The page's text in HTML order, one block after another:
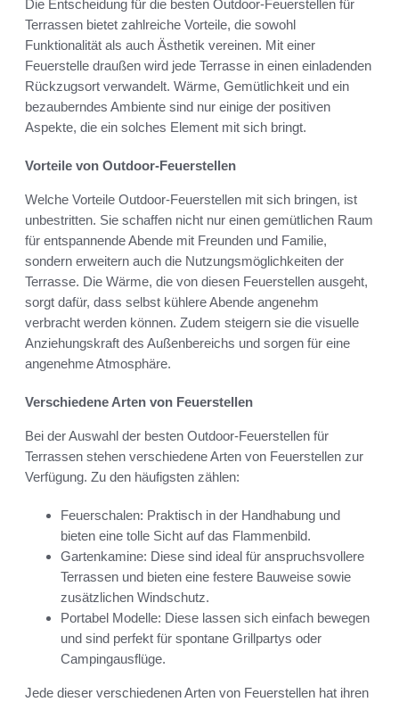
Die Entscheidung für die besten Outdoor-Feuerstellen für
Terrassen bietet zahlreiche Vorteile, die sowohl
Funktionalität als auch Ästhetik vereinen. Mit einer
Feuerstelle draußen wird jede Terrasse in einen einladenden
Rückzugsort verwandelt. Wärme, Gemütlichkeit und ein
bezauberndes Ambiente sind nur einige der positiven
Aspekte, die ein solches Element mit sich bringt.
Vorteile von Outdoor-Feuerstellen
Welche Vorteile Outdoor-Feuerstellen mit sich bringen, ist
unbestritten. Sie schaffen nicht nur einen gemütlichen Raum
für entspannende Abende mit Freunden und Familie,
sondern erweitern auch die Nutzungsmöglichkeiten der
Terrasse. Die Wärme, die von diesen Feuerstellen ausgeht,
sorgt dafür, dass selbst kühlere Abende angenehm
verbracht werden können. Zudem steigern sie die visuelle
Anziehungskraft des Außenbereichs und sorgen für eine
angenehme Atmosphäre.
Verschiedene Arten von Feuerstellen
Bei der Auswahl der besten Outdoor-Feuerstellen für
Terrassen stehen verschiedene Arten von Feuerstellen zur
Verfügung. Zu den häufigsten zählen:
Feuerschalen: Praktisch in der Handhabung und
bieten eine tolle Sicht auf das Flammenbild.
Gartenkamine: Diese sind ideal für anspruchsvollere
Terrassen und bieten eine festere Bauweise sowie
zusätzlichen Windschutz.
Portabel Modelle: Diese lassen sich einfach bewegen
und sind perfekt für spontane Grillpartys oder
Campingausflüge.
Jede dieser verschiedenen Arten von Feuerstellen hat ihren